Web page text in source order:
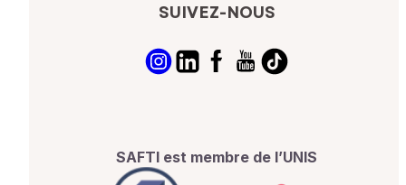
SUIVEZ-NOUS
SAFTI est membre de l’UNIS